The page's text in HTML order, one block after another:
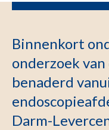
Binnenkort
onderzoek
benaderd
Darm-